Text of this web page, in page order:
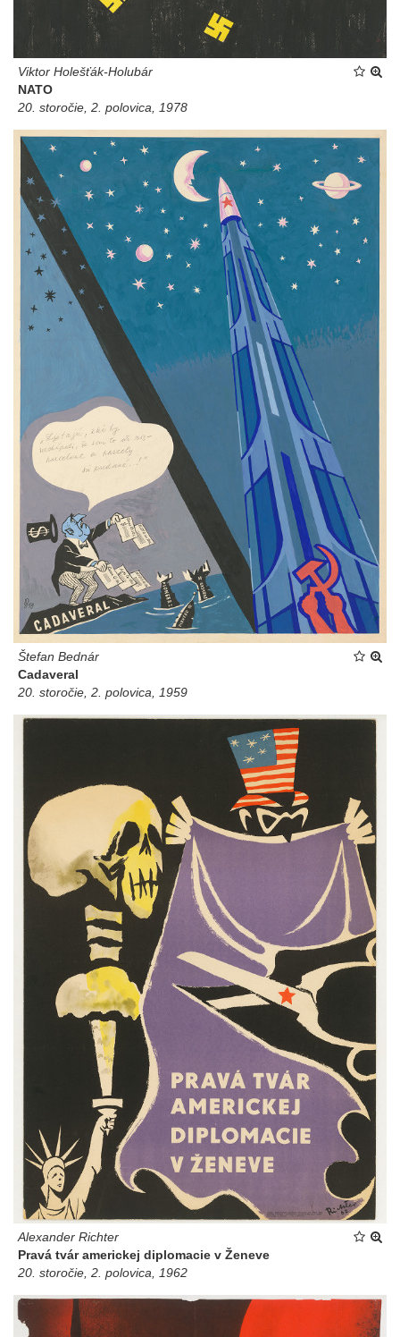
Viktor Holešťák-Holubár
NATO
20. storočie, 2. polovica, 1978
Štefan Bednár
Cadaveral
20. storočie, 2. polovica, 1959
Alexander Richter
Pravá tvár americkej diplomacie v Ženeve
20. storočie, 2. polovica, 1962